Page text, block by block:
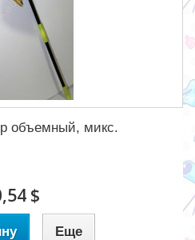
объемный, микс.
$
Еще